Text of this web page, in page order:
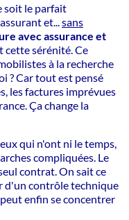
soit le parfait
et... sans
avec assurance et
cette sérénité. Ce
à la recherche
? Car tout est pensé
les factures imprévues
Ça change la
qui n'ont ni le temps,
compliquées. Le
contrat. On sait ce
d'un contrôle technique
enfin se concentrer